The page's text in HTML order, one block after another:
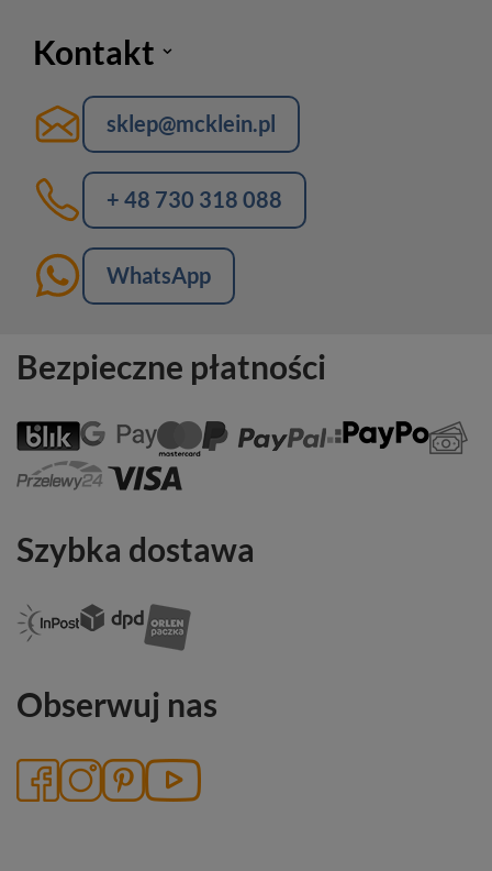
Kontakt
sklep@mcklein.pl
+ 48 730 318 088
WhatsApp
Bezpieczne płatności
Szybka dostawa
Obserwuj nas